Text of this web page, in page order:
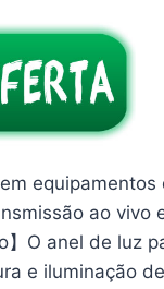
ao vivo
】O anel de
e iluminação